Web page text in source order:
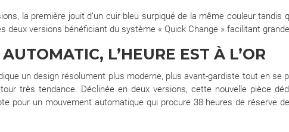
la première jouit d’un cuir bleu surpiqué de la même couleur tandis
deux versions bénéficiant du système « Quick Change » facilitant
L’HEURE EST À L’OR
un design résolument plus moderne, plus avant-gardiste tout en se
très tendance. Déclinée en deux versions, cette nouvelle pièce
pour un mouvement automatique qui procure 38 heures de réserve